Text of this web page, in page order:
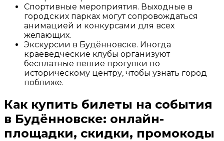
Спортивные мероприятия. Выходные в
городских парках могут сопровождаться
анимацией и конкурсами для всех
желающих.
Экскурсии в Будённовске. Иногда
краеведческие клубы организуют
бесплатные пешие прогулки по
историческому центру, чтобы узнать город
поближе.
Как купить билеты на события
в Будённовске: онлайн-
площадки, скидки, промокоды